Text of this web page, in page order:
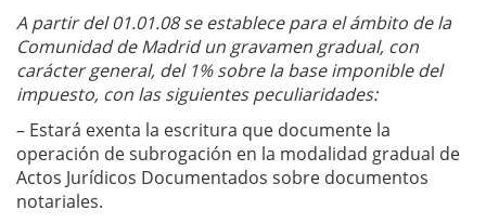
A partir del 01.01.08 se establece para el ámbito de la
Comunidad de Madrid un gravamen gradual, con
carácter general, del 1% sobre la base imponible del
impuesto, con las siguientes peculiaridades:
– Estará exenta la escritura que documente la
operación de subrogación en la modalidad gradual de
Actos Jurídicos Documentados sobre documentos
notariales.